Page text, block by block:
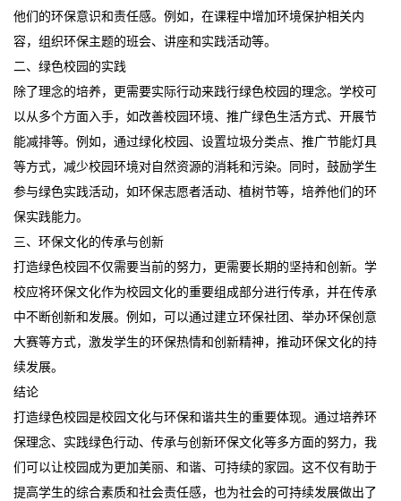
他们的环保意识和责任感。例如，在课程中增加环境保护相关内
容，组织环保主题的班会、讲座和实践活动等。
二、绿色校园的实践
除了理念的培养，更需要实际行动来践行绿色校园的理念。学校可
以从多个方面入手，如改善校园环境、推广绿色生活方式、开展节
能减排等。例如，通过绿化校园、设置垃圾分类点、推广节能灯具
等方式，减少校园环境对自然资源的消耗和污染。同时，鼓励学生
参与绿色实践活动，如环保志愿者活动、植树节等，培养他们的环
保实践能力。
三、环保文化的传承与创新
打造绿色校园不仅需要当前的努力，更需要长期的坚持和创新。学
校应将环保文化作为校园文化的重要组成部分进行传承，并在传承
中不断创新和发展。例如，可以通过建立环保社团、举办环保创意
大赛等方式，激发学生的环保热情和创新精神，推动环保文化的持
续发展。
结论
打造绿色校园是校园文化与环保和谐共生的重要体现。通过培养环
保理念、实践绿色行动、传承与创新环保文化等多方面的努力，我
们可以让校园成为更加美丽、和谐、可持续的家园。这不仅有助于
提高学生的综合素质和社会责任感，也为社会的可持续发展做出了